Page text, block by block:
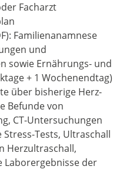
Facharzt
Familienanamnese
und
sowie Ernährungs- und
+ 1 Wochenendtag)
über bisherige Herz-
Befunde von
CT-Untersuchungen
Tests, Ultraschall
Herzultraschall,
Laborergebnisse der